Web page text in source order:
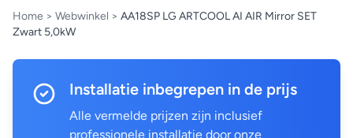
Home > Webwinkel > AA18SP LG ARTCOOL AI AIR Mirror SET
Zwart 5,0kW
Installatie inbegrepen in de prijs
Alle vermelde prijzen zijn inclusief
professionele installatie door onze